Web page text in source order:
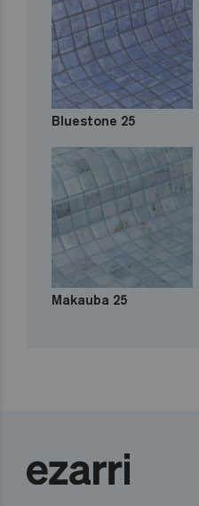
Bluestone 25
Makauba 25